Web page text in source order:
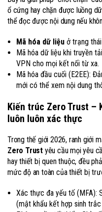
ổ cứng hay chặn được luồng
thể đọc được nội dung nếu
Mã hóa dữ liệu ở trạng
Mã hóa dữ liệu khi truyền
VPN cho mọi kết nối từ xa.
Mã hóa đầu cuối (E2EE):
mới có thể xem nội dung
Kiến trúc Zero Trust –
luôn luôn xác thực
Trong thế giới 2026, ranh giới
Zero Trust yêu cầu mọi yêu
hay thiết bị quen thuộc, đều
mức độ an toàn của thiết bị
Xác thực đa yếu tố (MFA):
(mật khẩu kết hợp sinh